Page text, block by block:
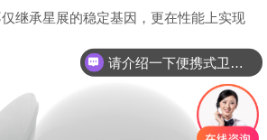
仅继承星展的稳定基因，更在性能上实现